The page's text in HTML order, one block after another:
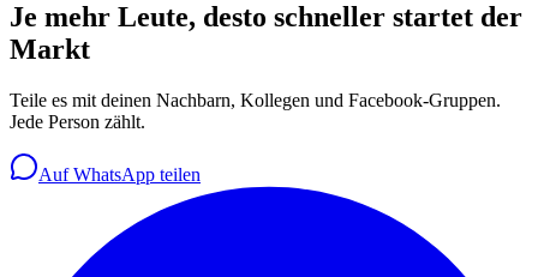
Je mehr Leute, desto schneller startet der
Markt
Teile es mit deinen Nachbarn, Kollegen und Facebook-Gruppen.
Jede Person zählt.
Auf WhatsApp teilen